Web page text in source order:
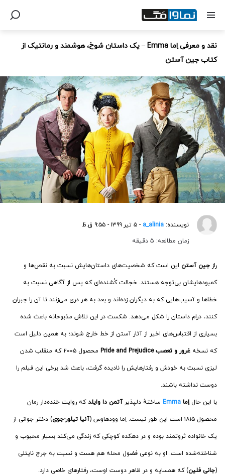
نقد و معرفی اِما Emma – یک داستان شوخ، هوشمند و رمانتیک از
کتاب جین آستن
نویسنده: a_alinia - ۵ تیر ۱۳۹۹ - ۹:۵۵ ق.ظ
زمان مطالعه: 5 دقیقه
راز جین آستن این است که شخصیت‌های داستان‌‌هایش نسبت به نقص‌ها و
کمبودهایشان بی‌توجه هستند. خجالت کُشنده‌ای که پس از آگاهی نسبت به
خطاها و آسیب‌هایی که به دیگران زده‌اند و بعد به هر دری می‌زنند تا آن را جبران
کنند، درام داستان را شکل می‌دهد. شکست در این تلاش مذبوحانه باعث شده
بسیاری از اقتباس‌های اخیر از آثار آستن از خط خارج شوند؛ به همین دلیل است
که نسخه غرور و تعصب Pride and Prejudice محصول ۲۰۰۵ که منقلب شدن
لیزی نسبت به خودش و رفتارهایش را نادیده گرفت، باعث شد برخی این فیلم را
دوست نداشته باشند.
با این حالاِما Emma ساختهٔ دلپذیرآتمن دا وایلدکه روایت خنده‌دار رمان
محصول ۱۸۱۵ است این طور نیست. اِما وودهاوس ( آنیا تیلور-جوی) دختر جوانی از
یک خانواده ثروتمند بوده و در دهکده کوچکی که زندگی می‌کند بسیار محبوب و
شناخته‌شده است. او به نوعی فضول محله هم هست و نسبت به جرج نایتلی
(جانی فلین) که همسایه و در ظاهر دوست اوست، رفتارهای خاصی دارد.